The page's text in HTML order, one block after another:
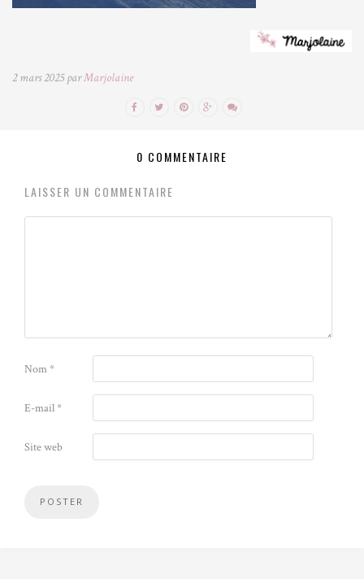
2 mars 2025 parMarjolaine
0 COMMENTAIRE
LAISSER UN COMMENTAIRE
Nom*
E-mail*
Site web